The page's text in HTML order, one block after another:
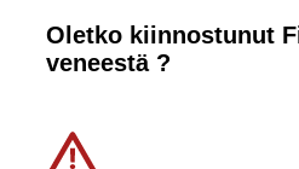
Oletko kiinnostunut
veneestä ?